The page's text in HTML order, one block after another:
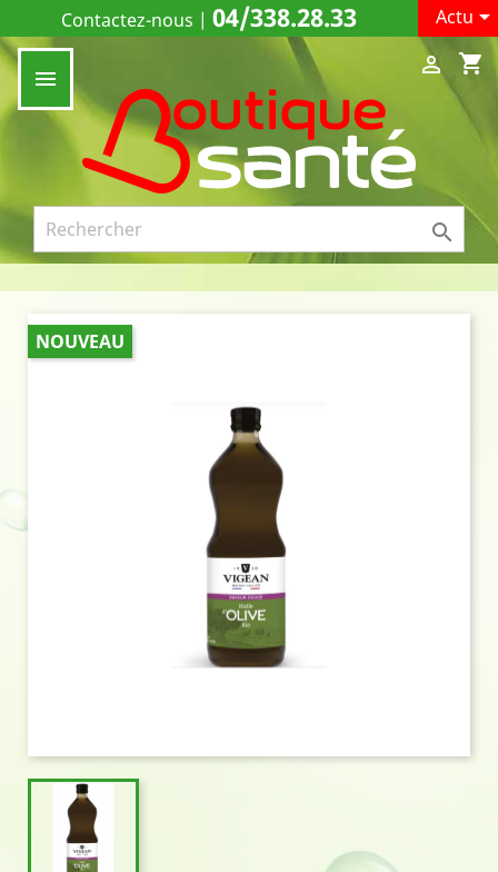
Contactez-nous | 04/338.28.33 Actu

shopping_cart


NOUVEAU